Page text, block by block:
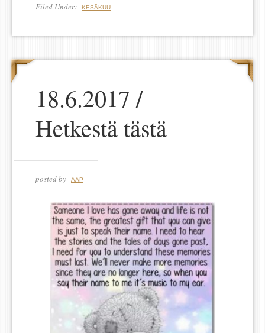
Filed Under: KESÄKUU
18.6.2017 /
Hetkestä tästä
posted by AAP